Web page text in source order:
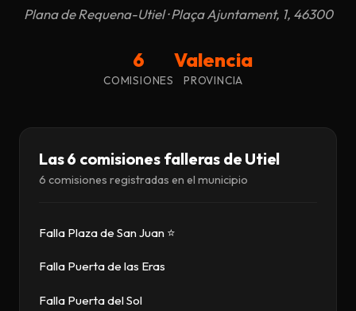
Contacto
Plana de Requena-Utiel · Plaça Ajuntament, 1, 46300
6
COMISIONES
Valencia
PROVINCIA
Las 6 comisiones falleras de Utiel
6 comisiones registradas en el municipio
Falla Plaza de San Juan ⭐
Falla Puerta de las Eras
Falla Puerta del Sol